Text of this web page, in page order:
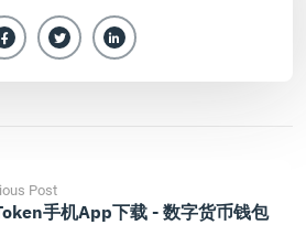
Post
手机App下载 - 数字货币钱包